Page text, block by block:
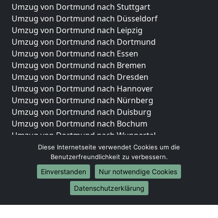
Umzug von Dortmund nach Stuttgart
Umzug von Dortmund nach Düsseldorf
Umzug von Dortmund nach Leipzig
Umzug von Dortmund nach Dortmund
Umzug von Dortmund nach Essen
Umzug von Dortmund nach Bremen
Umzug von Dortmund nach Dresden
Umzug von Dortmund nach Hannover
Umzug von Dortmund nach Nürnberg
Umzug von Dortmund nach Duisburg
Umzug von Dortmund nach Bochum
Umzug von Dortmund nach Wuppertal
Umzug von Dortmund nach Bielefeld
Umzug von Dortmund nach Bonn
Umzug von Dortmund nach Münster
Internationale-Umzüge
Umzug von Dortmund nach Brasilien
Diese Internetseite verwendet Cookies um die
Benutzerfreundlichkeit zu verbessern.
Einverstanden
Nur notwendige Cookies
Datenschutzerklärung